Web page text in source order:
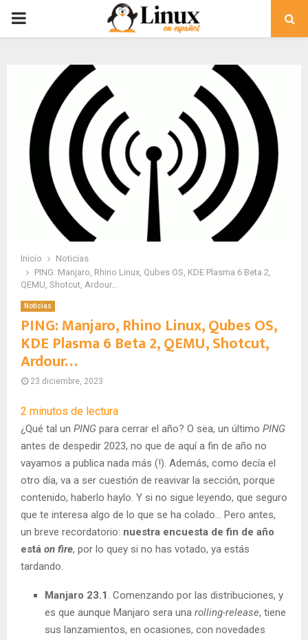
PRIMARY
Inicio
Noticias
PING: Manjaro, Rhino Linux, Qubes OS, KDE Plasma 6 Beta 2,
QEMU, Shotcut, Ardour…
Noticias
PING: Manjaro, Rhino Linux, Qubes OS,
KDE Plasma 6 Beta 2, QEMU, Shotcut,
Ardour…
23 diciembre, 2023
2 minutos de lectura
¿Qué tal un PING para cerrar el año? O sea, un último PING
antes de despedir 2023, no que de aquí a fin de año no
vayamos a publica nada más (!). Además, como decía el
otro día, va a ser cuestión de reavivar la sección, porque
contenido, haberlo haylo. Y si no sigue leyendo, que seguro
que te interesa algo de lo que se ha colado… Pero antes,
un breve recordatorio: nuestra encuesta de fin de año
está on fire, por lo quey si no has votado, ya estás
tardando.
Manjaro 23.1 . Comenzando por las distribuciones, y
es que aunque Manjaro sera una rolling-release, tiene
sus lanzamientos, en ocasiones, con novedades